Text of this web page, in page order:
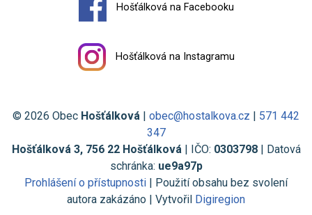
Hošťálková na Facebooku
Hošťálková na Instagramu
© 2026 Obec Hošťálková | obec@hostalkova.cz | 571 442
347
Hošťálková 3, 756 22 Hošťálková| IČO: 0303798| Datová
schránka: ue9a97p
Prohlášení o přístupnosti | Použití obsahu bez svolení
autora zakázáno | Vytvořil Digiregion